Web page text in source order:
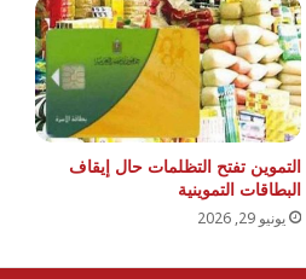
التموين تفتح التظلمات حال إيقاف
البطاقات التموينية
يونيو 29, 2026